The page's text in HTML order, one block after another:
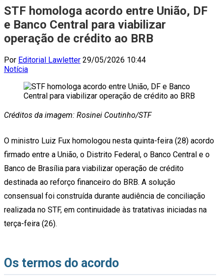
STF homologa acordo entre União, DF
e Banco Central para viabilizar
operação de crédito ao BRB
Por Editorial Lawletter 29/05/2026 10:44
Notícia
Créditos da imagem: Rosinei Coutinho/STF
O ministro Luiz Fux homologou nesta quinta-feira (28) acordo
firmado entre a União, o Distrito Federal, o Banco Central e o
Banco de Brasília para viabilizar operação de crédito
destinada ao reforço financeiro do BRB. A solução
consensual foi construída durante audiência de conciliação
realizada no STF, em continuidade às tratativas iniciadas na
terça-feira (26).
Os termos do acordo